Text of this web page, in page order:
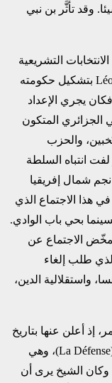
وقد تأثَّر بن نبي
التشريعية
بتشكيل حكومته
يجري الإعداد
الجزائري المتكون
والحزب
انتباه السلطة
نجم شمال إفريقيا
هذا الاجتماع الذي
كبيرة للسينما بحي باب الوادي.
الاجتماع عن
طلب إلغاء
واستقلالية الدين،
إذ أعلن عنها بتاريخ
03 جانفي 1936 في مقال منشور في جريدة (La Défense)، وهي
وكان الشيخ يرى أن